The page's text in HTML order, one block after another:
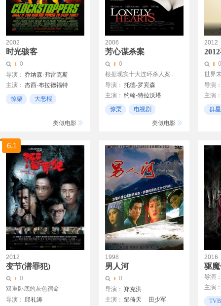
2002
时光骇客
0
导演： 乔纳森·弗雷克斯
Jonathan Frakes
主演： 杰西·布拉德福特
鲍拉·加茜丝
惊栗
大恶棍
类似电影
2006
芳心谋杀案
0
根据现实十大连环杀人案...
导演： 托德-罗宾森
主演： 约翰-特拉沃塔
萨尔玛-海耶克
惊栗
电视剧
类似电影
2012
0
世界
导演
主演
黄宗
群星
6.1
2012
变节(潜罪犯)
0
双重卧底的灰色宿命
导演： 邱礼涛
1998
男人河
0
导演： 郑克洪
主演： 邹倚天
田少军
2016
驱
导演
主演
TVB